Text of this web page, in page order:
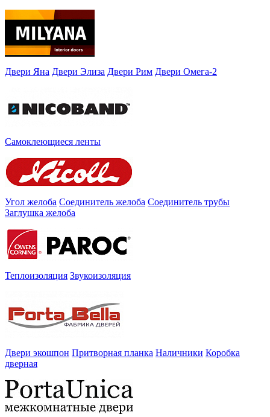
Двери Яна Двери Элиза Двери Рим Двери Омега-2
Самоклеющиеся ленты
Угол желоба Соединитель желоба Соединитель трубы
Заглушка желоба
Теплоизоляция Звукоизоляция
Двери экошпон Притворная планка Наличники Коробка
дверная